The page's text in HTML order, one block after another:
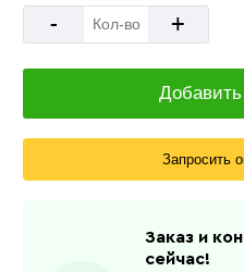
- +
Запросить
Заказ и
сейчас!